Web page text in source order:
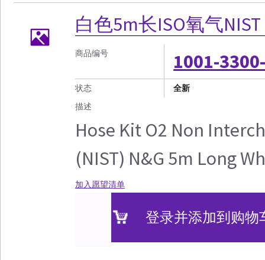
白色5m长ISO氧气
商品编号 1001-
状态
全新
描述
Hose Kit O2 Non
(NIST) N&G 5m Long
加入愿望清单
登录并添加到购物